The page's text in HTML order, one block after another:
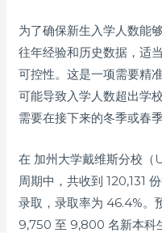
为了确保新生入学人数能
往年经验和历史数据，适
可控性。这是一项需要精
可能导致入学人数超出学
需要在接下来的冬季或春
在 加州大学戴维斯分校
周期中，共收到 120,131
录取，录取率为 46.4%。
9,750 至 9,800 名新本科